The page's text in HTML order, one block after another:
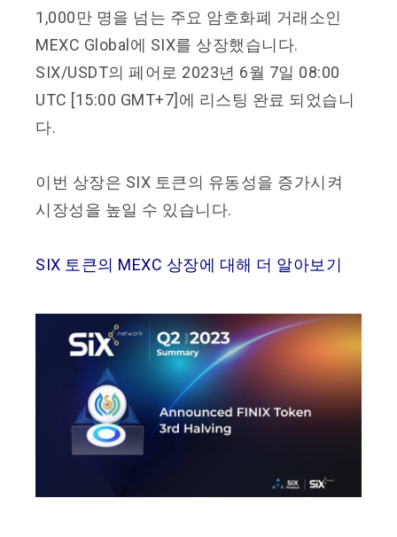
1,000만 명을 넘는 주요 암호화폐 거래소인
MEXC Global에 SIX를 상장했습니다.
SIX/USDT의 페어로 2023년 6월 7일 08:00
UTC [15:00 GMT+7]에 리스팅 완료 되었습니
다.
이번 상장은 SIX 토큰의 유동성을 증가시켜
시장성을 높일 수 있습니다.
SIX 토큰의 MEXC 상장에 대해 더 알아보기